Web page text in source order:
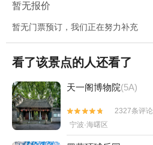
暂无报价
暂无门票预订，我们正在努力补充
看了该景点的人还看了
天一阁博物院(5A)


2327条评论
宁波·海曙区